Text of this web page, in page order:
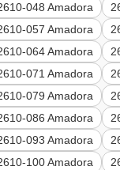
048 Amadora
057 Amadora
064 Amadora
071 Amadora
079 Amadora
086 Amadora
093 Amadora
100 Amadora